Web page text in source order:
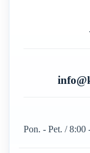
Pon. - Pet. / 8:00